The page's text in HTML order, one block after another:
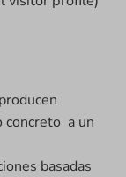
concreto a un
basadas